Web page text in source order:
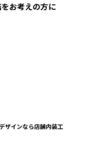
お考えの方に
ザインなら店舗内装工